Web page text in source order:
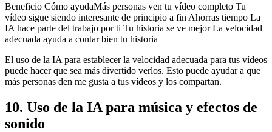
Beneficio Cómo ayudaMás personas ven tu vídeo completo Tu
vídeo sigue siendo interesante de principio a fin Ahorras tiempo La
IA hace parte del trabajo por ti Tu historia se ve mejor La velocidad
adecuada ayuda a contar bien tu historia
El uso de la IA para establecer la velocidad adecuada para tus vídeos
puede hacer que sea más divertido verlos. Esto puede ayudar a que
más personas den me gusta a tus vídeos y los compartan.
10. Uso de la IA para música y efectos de
sonido